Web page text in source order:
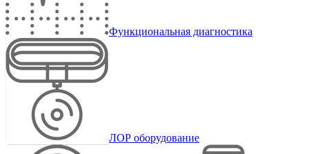
Функциональная диагностика
ЛОР оборудование